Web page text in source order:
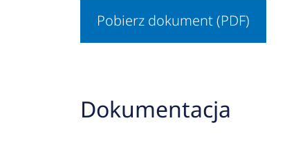
Pobierz dokument (PDF)
Dokumentacja